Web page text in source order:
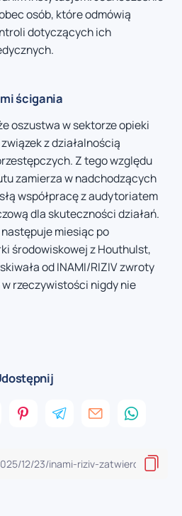
osób, które odmówią
dotyczących ich
ścigania
oszustwa w sektorze opieki
z działalnością
Z tego względu
zamierza w nadchodzących
współpracę z audytoriatem
dla skuteczności działań.
miesiąc po
środowiskowej z Houthulst,
od INAMI/RIZIV zwroty
rzeczywistości nigdy nie